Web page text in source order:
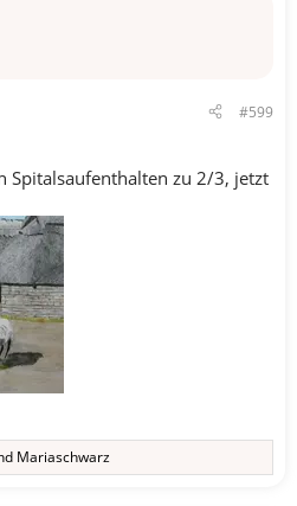
#599
Spitalsaufenthalten zu 2/3, jetzt
Mariaschwarz